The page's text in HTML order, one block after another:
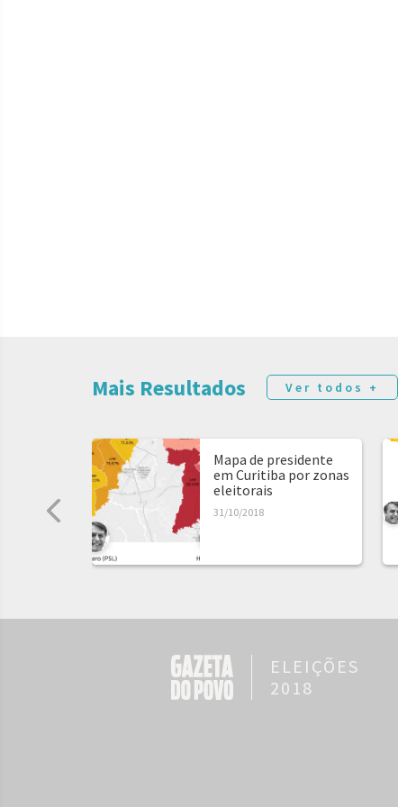
Mais Resultados Ver todos +
Mapa de presidente
em Curitiba por zonas
eleitorais
31/10/2018
ELEIÇÕES
2018